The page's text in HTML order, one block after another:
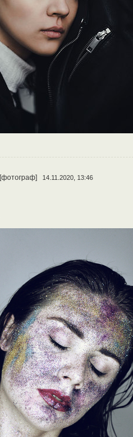
[фотограф] 14.11.2020, 13:46